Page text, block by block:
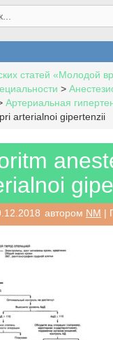
статей «Молодой
>
Артериальная
arterialnoi gipertenzii
автором NM |